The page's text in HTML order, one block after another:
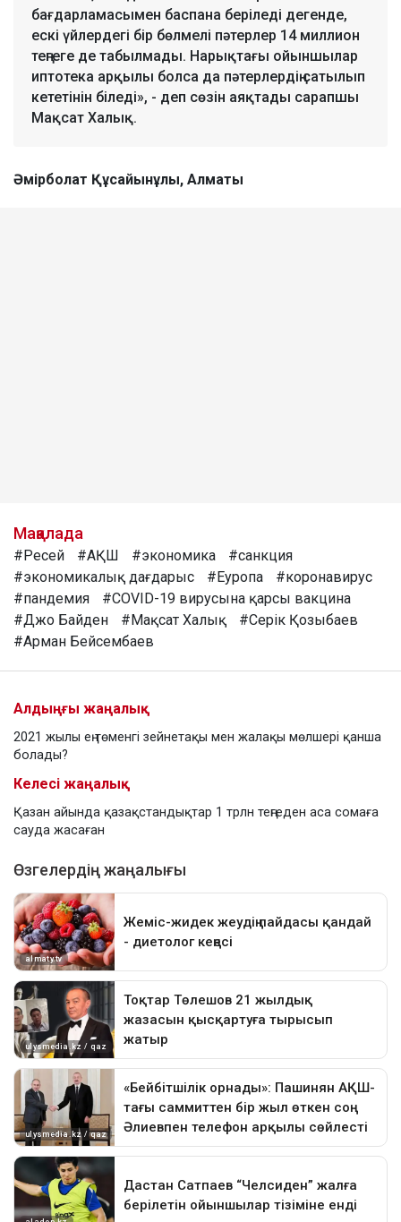
бағдарламасымен баспана беріледі дегенде,
ескі үйлердегі бір бөлмелі пәтерлер 14 миллион
теңгеге де табылмады. Нарықтағы ойыншылар
иптотека арқылы болса да пәтерлердің сатылып
кететінін біледі», - деп сөзін аяқтады сарапшы
Мақсат Халық.
Әмірболат Құсайынұлы, Алматы
Мақалада
#Ресей #АҚШ #экономика
#санкция
#экономикалық дағдарыс
#Еуропа
#коронавирус
#пандемия
#COVID-19 вирусына қарсы вакцина
#Джо Байден
#Мақсат Халық
#Серік Қозыбаев
#Арман Бейсембаев
Алдыңғы жаңалық
2021 жылы ең төменгі зейнетақы мен жалақы мөлшері қанша
болады?
Келесі жаңалық
Қазан айында қазақстандықтар 1 трлн теңгеден аса сомаға
сауда жасаған